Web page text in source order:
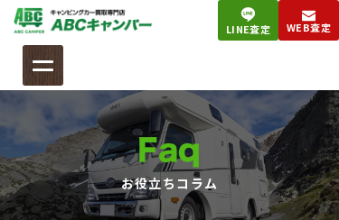
ス
キ
ッ
LINE査定 WEB査定
Faq
お役立ちコラム